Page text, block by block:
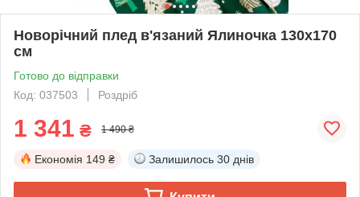
Новорічний плед в'язаний Ялиночка 130x170
см
Готово до відправки
Код: 037503
Роздріб
1 341 ₴ 1 490 ₴
Економія 149 ₴ Залишилось 30 днів